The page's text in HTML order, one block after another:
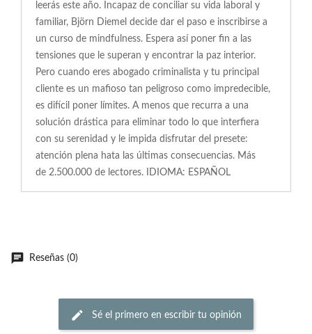
leerás este año. Incapaz de conciliar su vida laboral y
familiar, Björn Diemel decide dar el paso e inscribirse a
un curso de mindfulness. Espera así poner fin a las
tensiones que le superan y encontrar la paz interior.
Pero cuando eres abogado criminalista y tu principal
cliente es un mafioso tan peligroso como impredecible,
es difícil poner límites. A menos que recurra a una
solución drástica para eliminar todo lo que interfiera
con su serenidad y le impida disfrutar del presete:
atención plena hata las últimas consecuencias. Más
de 2.500.000 de lectores. IDIOMA: ESPAÑOL
Reseñas (0)
Sé el primero en escribir tu opinión